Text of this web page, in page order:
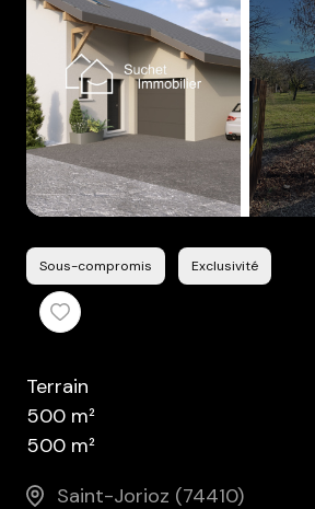
Sous-compromis Exclusivité
Terrain
500 m²
500 m²
Saint-Jorioz (74410)